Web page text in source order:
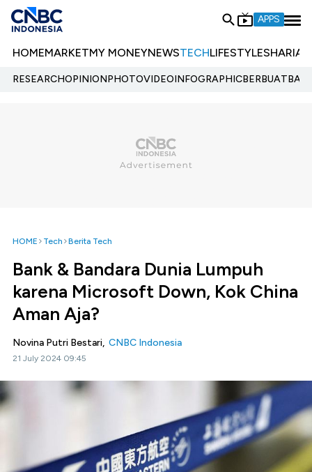
APPS
HOMEMARKETMY MONEYNEWSTECHLIFESTYLESHARIA
RESEARCHOPINIONPHOTOVIDEOINFOGRAPHIC
HOME Tech Berita Tech
Bank & Bandara Dunia Lumpuh
karena Microsoft Down, Kok China
Aman Aja?
Novina Putri Bestari, CNBC Indonesia
21 July 2024 09:45